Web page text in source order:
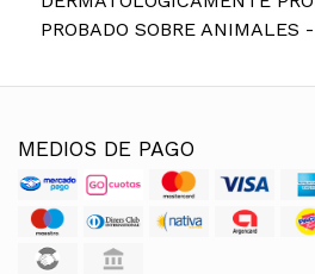
PROBADO SOBRE ANIMALES
MEDIOS DE PAGO